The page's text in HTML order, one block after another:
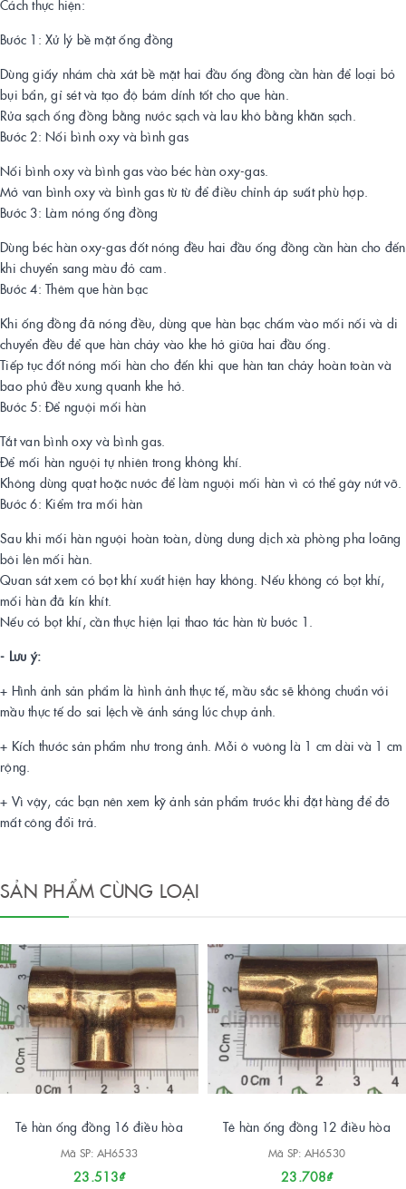
Cách thực hiện:
Bước 1: Xử lý bề mặt ống đồng
Dùng giấy nhám chà xát bề mặt hai đầu ống đồng cần hàn để loại bỏ
bụi bẩn, gỉ sét và tạo độ bám dính tốt cho que hàn.
Rửa sạch ống đồng bằng nước sạch và lau khô bằng khăn sạch.
Bước 2: Nối bình oxy và bình gas
Nối bình oxy và bình gas vào béc hàn oxy-gas.
Mở van bình oxy và bình gas từ từ để điều chỉnh áp suất phù hợp.
Bước 3: Làm nóng ống đồng
Dùng béc hàn oxy-gas đốt nóng đều hai đầu ống đồng cần hàn cho đến
khi chuyển sang màu đỏ cam.
Bước 4: Thêm que hàn bạc
Khi ống đồng đã nóng đều, dùng que hàn bạc chấm vào mối nối và di
chuyển đều để que hàn chảy vào khe hở giữa hai đầu ống.
Tiếp tục đốt nóng mối hàn cho đến khi que hàn tan chảy hoàn toàn và
bao phủ đều xung quanh khe hở.
Bước 5: Để nguội mối hàn
Tắt van bình oxy và bình gas.
Để mối hàn nguội tự nhiên trong không khí.
Không dùng quạt hoặc nước để làm nguội mối hàn vì có thể gây nứt vỡ.
Bước 6: Kiểm tra mối hàn
Sau khi mối hàn nguội hoàn toàn, dùng dung dịch xà phòng pha loãng
bôi lên mối hàn.
Quan sát xem có bọt khí xuất hiện hay không. Nếu không có bọt khí,
mối hàn đã kín khít.
Nếu có bọt khí, cần thực hiện lại thao tác hàn từ bước 1.
- Lưu ý:
+ Hình ảnh sản phẩm là hình ảnh thực tế, mầu sắc sẽ không chuẩn với
mầu thực tế do sai lệch về ánh sáng lúc chụp ảnh.
+ Kích thước sản phẩm như trong ảnh. Mỗi ô vuông là 1 cm dài và 1 cm
rộng.
+ Vì vậy, các bạn nên xem kỹ ảnh sản phẩm trước khi đặt hàng để đỡ
mất công đổi trả.
SẢN PHẨM CÙNG LOẠI
Tê hàn ống đồng 16 điều hòa
Mã SP: AH6533
23.513₫
Tê hàn ống đồng 12 điều hòa
Mã SP: AH6530
23.708₫